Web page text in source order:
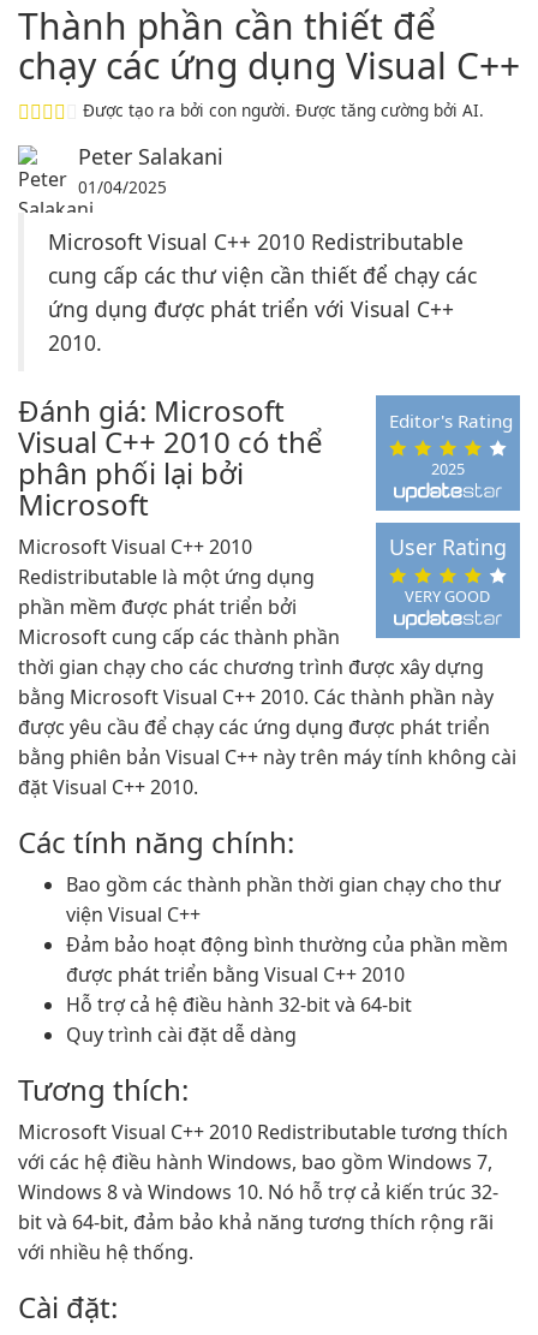
Thành phần cần thiết để
chạy các ứng dụng Visual C++
Được tạo ra bởi con người. Được tăng cường bởi AI.
Peter Salakani
01/04/2025
Microsoft Visual C++ 2010 Redistributable
cung cấp các thư viện cần thiết để chạy các
ứng dụng được phát triển với Visual C++
2010.
2025
Editor's Rating
VERY GOOD
User Rating
Đánh giá: Microsoft
Visual C++ 2010 có thể
phân phối lại bởi
Microsoft
Microsoft Visual C++ 2010
Redistributable là một ứng dụng
phần mềm được phát triển bởi
Microsoft cung cấp các thành phần
thời gian chạy cho các chương trình được xây dựng
bằng Microsoft Visual C++ 2010. Các thành phần này
được yêu cầu để chạy các ứng dụng được phát triển
bằng phiên bản Visual C++ này trên máy tính không cài
đặt Visual C++ 2010.
Các tính năng chính:
Bao gồm các thành phần thời gian chạy cho thư
viện Visual C++
Đảm bảo hoạt động bình thường của phần mềm
được phát triển bằng Visual C++ 2010
Hỗ trợ cả hệ điều hành 32-bit và 64-bit
Quy trình cài đặt dễ dàng
Tương thích:
Microsoft Visual C++ 2010 Redistributable tương thích
với các hệ điều hành Windows, bao gồm Windows 7,
Windows 8 và Windows 10. Nó hỗ trợ cả kiến trúc 32-
bit và 64-bit, đảm bảo khả năng tương thích rộng rãi
với nhiều hệ thống.
Cài đặt: